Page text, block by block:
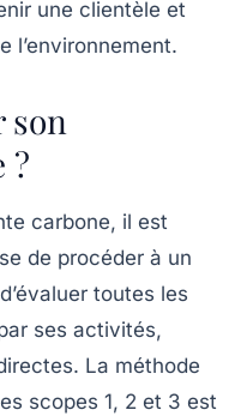
une clientèle et
l’environnement.
son
?
carbone, il est
de procéder à un
toutes les
ses activités,
La méthode
scopes 1, 2 et 3 est